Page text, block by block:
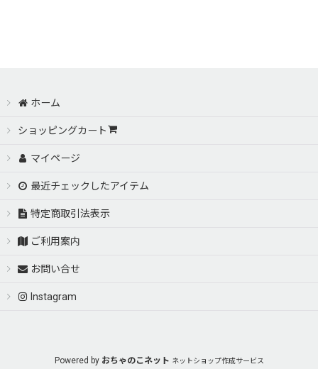
ホーム
ショッピングカート
マイページ
最近チェックしたアイテム
特定商取引法表示
ご利用案内
お問い合せ
Instagram
Powered by おちゃのこネット ネットショップ作成サービス